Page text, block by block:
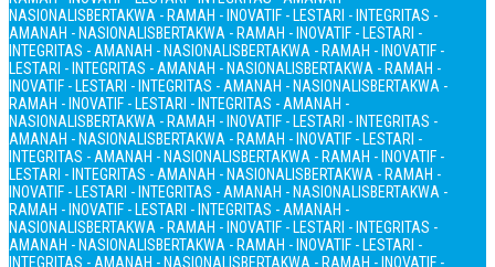
NASIONALISBERTAKWA - RAMAH - INOVATIF - LESTARI - INTEGRITAS -
AMANAH - NASIONALISBERTAKWA - RAMAH - INOVATIF - LESTARI -
INTEGRITAS - AMANAH - NASIONALISBERTAKWA - RAMAH - INOVATIF -
LESTARI - INTEGRITAS - AMANAH - NASIONALISBERTAKWA - RAMAH -
INOVATIF - LESTARI - INTEGRITAS - AMANAH - NASIONALISBERTAKWA -
RAMAH - INOVATIF - LESTARI - INTEGRITAS - AMANAH -
NASIONALISBERTAKWA - RAMAH - INOVATIF - LESTARI - INTEGRITAS -
AMANAH - NASIONALISBERTAKWA - RAMAH - INOVATIF - LESTARI -
INTEGRITAS - AMANAH - NASIONALISBERTAKWA - RAMAH - INOVATIF -
LESTARI - INTEGRITAS - AMANAH - NASIONALISBERTAKWA - RAMAH -
INOVATIF - LESTARI - INTEGRITAS - AMANAH - NASIONALISBERTAKWA -
RAMAH - INOVATIF - LESTARI - INTEGRITAS - AMANAH -
NASIONALISBERTAKWA - RAMAH - INOVATIF - LESTARI - INTEGRITAS -
AMANAH - NASIONALISBERTAKWA - RAMAH - INOVATIF - LESTARI -
INTEGRITAS - AMANAH - NASIONALISBERTAKWA - RAMAH - INOVATIF -